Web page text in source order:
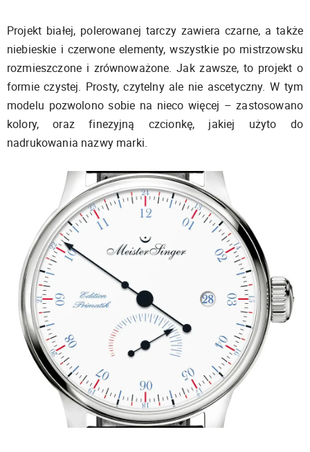
Projekt białej, polerowanej tarczy zawiera czarne, a także
niebieskie i czerwone elementy, wszystkie po mistrzowsku
rozmieszczone i zrównoważone. Jak zawsze, to projekt o
formie czystej. Prosty, czytelny ale nie ascetyczny. W tym
modelu pozwolono sobie na nieco więcej – zastosowano
kolory, oraz finezyjną czcionkę, jakiej użyto do
nadrukowania nazwy marki.